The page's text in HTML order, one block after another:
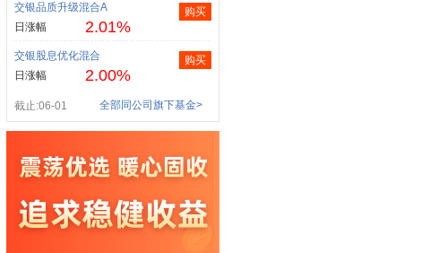
交银品质升级混合A
日涨幅
2.01%
购买
交银股息优化混合
日涨幅
2.00%
购买
截止:06-01 全部同公司旗下基金>